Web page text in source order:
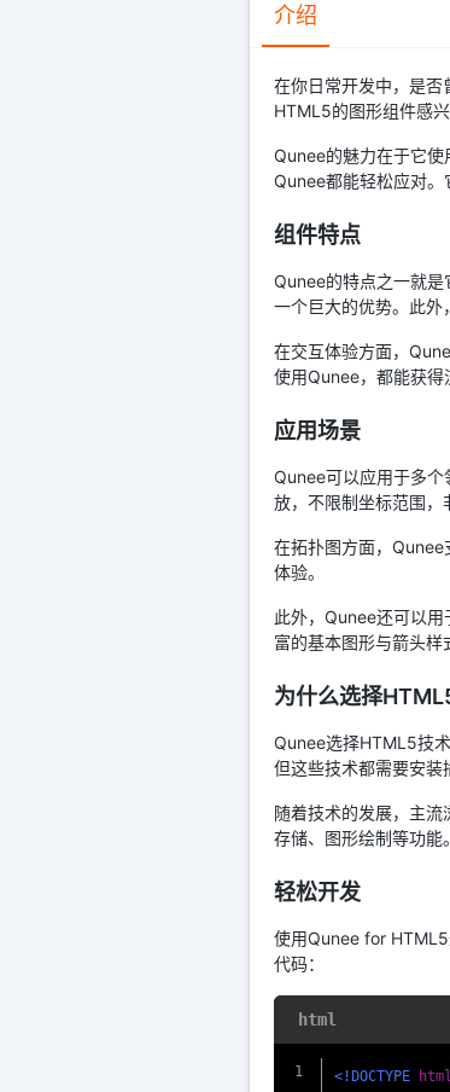
介绍
在你日常开发中，是
HTML5的图形组件感
Qunee的魅力在于它使
Qunee都能轻松应对。
组件特点
Qunee的特点之一就
一个巨大的优势。此外
在交互体验方面，
使用Qunee，都能获得
应用场景
Qunee可以应用于多
放，不限制坐标范围，
在拓扑图方面，Qunee
体验。
此外，Qunee还可以
富的基本图形与箭头样
为什么选择
Qunee选择HTML5技
但这些技术都需要安装
随着技术的发展，主
存储、图形绘制等功能
轻松开发
使用Qunee for
代码：
html
<!DOCTYPE html